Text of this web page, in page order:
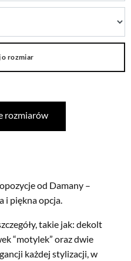
o rozmiar
rozmiarów
od Damany –
i piękna opcja.
takie jak: dekolt
“motylek” oraz dwie
każdej stylizacji, w